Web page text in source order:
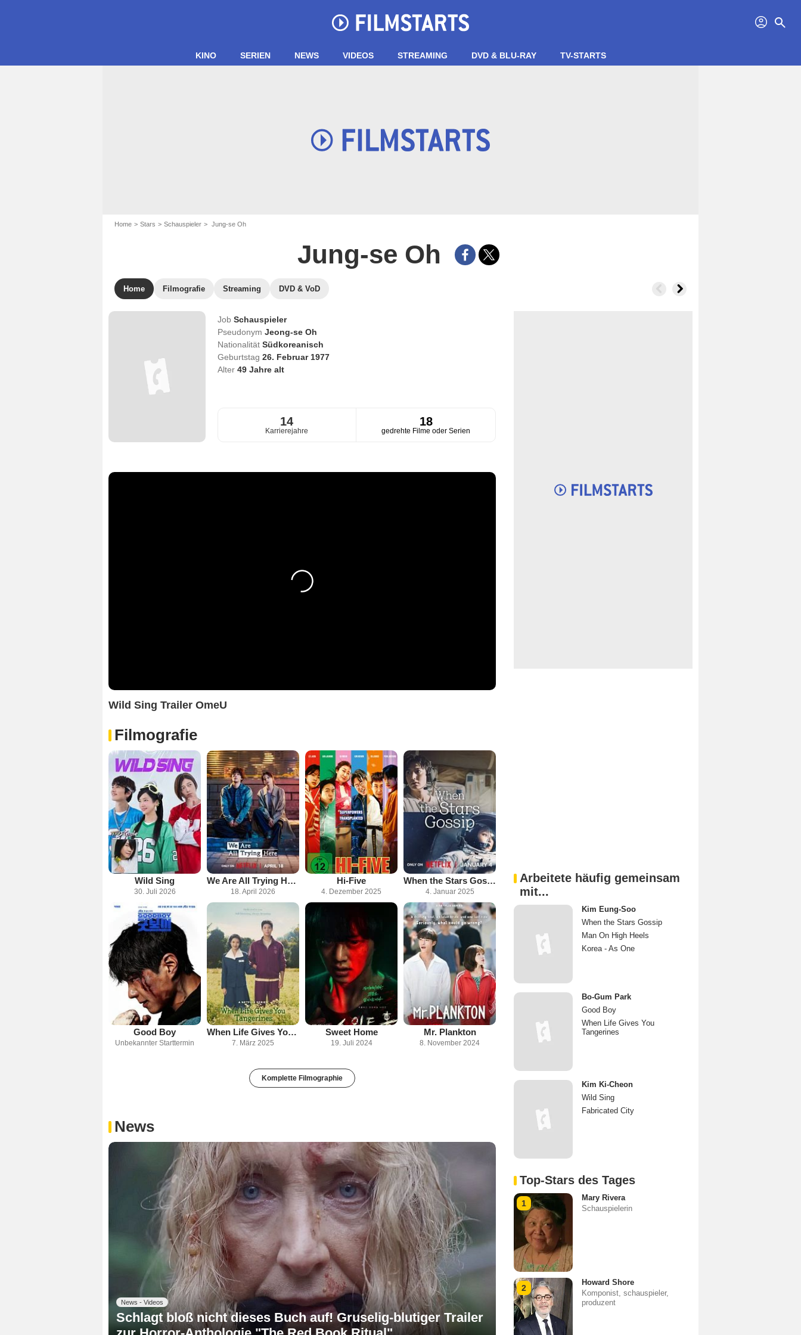
profil search
KINO SERIEN NEWS VIDEOS STREAMING DVD & BLU-RAY TV-STARTS
Home Stars Schauspieler Jung-se Oh
Jung-se Oh
Home Filmografie Streaming DVD & VoD
Job Schauspieler
Pseudonym Jeong-se Oh
Nationalität Südkoreanisch
Geburtstag 26. Februar 1977
Alter 49Jahre alt
14
Karrierejahre
18
gedrehte Filme oder Serien
Wild Sing Trailer OmeU
Filmografie
Wild Sing
30. Juli 2026
We Are All Trying Here
18. April 2026
Hi-Five
4. Dezember 2025
When the Stars Gossip
4. Januar 2025
Good Boy
Unbekannter Starttermin
When Life Gives You Tangerines
7. März 2025
Sweet Home
19. Juli 2024
Mr. Plankton
8. November 2024
Komplette Filmographie
News
News - Videos
Schlagt bloß nicht dieses Buch auf! Gruselig-blutiger Trailer
Arbeitete häufig gemeinsam
mit...
Kim Eung-Soo
When the Stars Gossip
Man On High Heels
Korea - As One
Bo-Gum Park
Good Boy
When Life Gives You
Tangerines
Kim Ki-Cheon
Wild Sing
Fabricated City
Top-Stars des Tages
1
Mary Rivera
Schauspielerin
2
Howard Shore
Komponist, schauspieler,
produzent